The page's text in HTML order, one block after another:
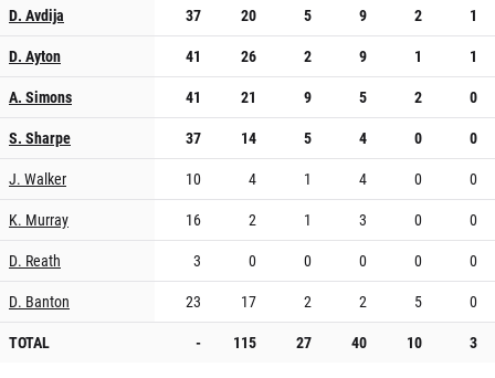
D. Avdija
37 20 5 9 2
1
D. Ayton
41 26 2 9 1
1
A. Simons
41 21 9 5 2
0
S. Sharpe
37 14 5 4 0
0
J. Walker
10 4 1 4 0
0
K. Murray
16 2 1 3 0
0
D. Reath
3 0 0 0 0
0
D. Banton
23 17 2 2 5
0
TOTAL
- 115 27 40 10 3